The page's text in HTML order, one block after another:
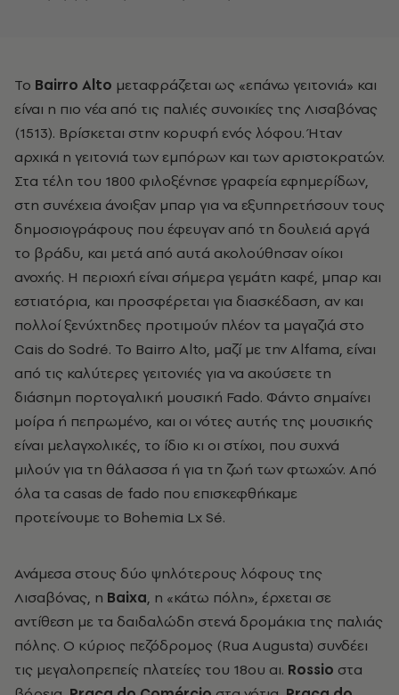
Το Βairro Alto μεταφράζεται ως «επάνω γειτονιά» και
είναι η πιο νέα από τις παλιές συνοικίες της Λισαβόνας
(1513). Βρίσκεται στην κορυφή ενός λόφου. Ήταν
αρχικά η γειτονιά των εμπόρων και των αριστοκρατών.
Στα τέλη του 1800 φιλοξένησε γραφεία εφημερίδων,
στη συνέχεια άνοιξαν μπαρ για να εξυπηρετήσουν τους
δημοσιογράφους που έφευγαν από τη δουλειά αργά
το βράδυ, και μετά από αυτά ακολούθησαν οίκοι
ανοχής. Η περιοχή είναι σήμερα γεμάτη καφέ, μπαρ και
εστιατόρια, και προσφέρεται για διασκέδαση, αν και
πολλοί ξενύχτηδες προτιμούν πλέον τα μαγαζιά στο
Cais do Sodré. Το Bairro Alto, μαζί με την Alfama, είναι
από τις καλύτερες γειτονιές για να ακούσετε τη
διάσημη πορτογαλική μουσική Fado. Φάντο σημαίνει
μοίρα ή πεπρωμένο, και οι νότες αυτής της μουσικής
είναι μελαγχολικές, το ίδιο κι οι στίχοι, που συχνά
μιλούν για τη θάλασσα ή για τη ζωή των φτωχών. Από
όλα τα casas de fado που επισκεφθήκαμε
προτείνουμε το Bohemia Lx Sé.
Ανάμεσα στους δύο ψηλότερους λόφους της
Λισαβόνας, η Baixa, η «κάτω πόλη», έρχεται σε
αντίθεση με τα δαιδαλώδη στενά δρομάκια της παλιάς
πόλης. Ο κύριος πεζόδρομος (Rua Augusta) συνδέει
τις μεγαλοπρεπείς πλατείες του 18ου αι. Rossio στα